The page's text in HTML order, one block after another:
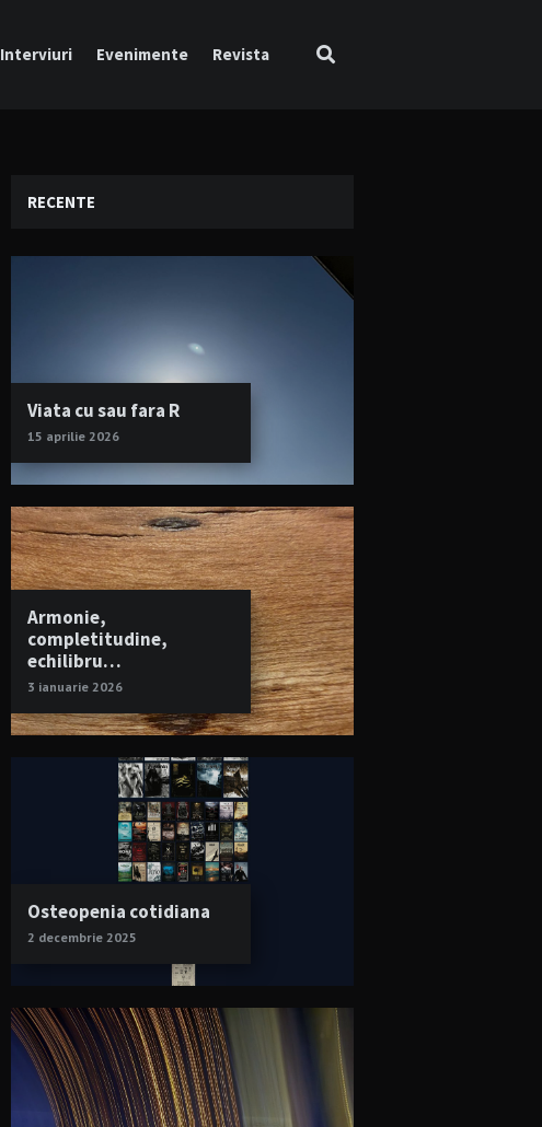
Interviuri Evenimente Revista
RECENTE
Viata cu sau fara R
15 aprilie 2026
Armonie,
completitudine,
echilibru…
3 ianuarie 2026
Osteopenia cotidiana
2 decembrie 2025